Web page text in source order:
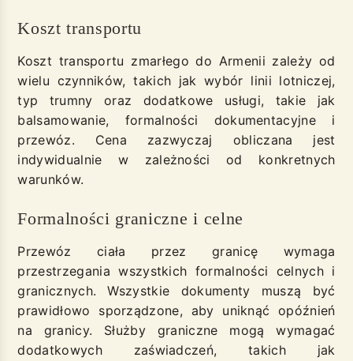
Koszt transportu
Koszt transportu zmarłego do Armenii zależy od
wielu czynników, takich jak wybór linii lotniczej,
typ trumny oraz dodatkowe usługi, takie jak
balsamowanie, formalności dokumentacyjne i
przewóz. Cena zazwyczaj obliczana jest
indywidualnie w zależności od konkretnych
warunków.
Formalności graniczne i celne
Przewóz ciała przez granicę wymaga
przestrzegania wszystkich formalności celnych i
granicznych. Wszystkie dokumenty muszą być
prawidłowo sporządzone, aby uniknąć opóźnień
na granicy. Służby graniczne mogą wymagać
dodatkowych zaświadczeń, takich jak